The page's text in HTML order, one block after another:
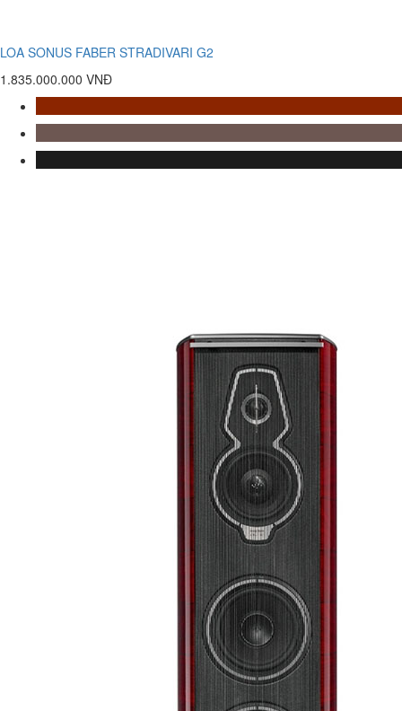
LOA SONUS FABER STRADIVARI G2
1.835.000.000 VNĐ